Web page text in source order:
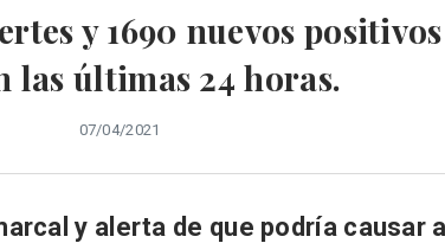
y 1690 nuevos
las últimas 24 horas.
07/04/2021
y alerta de que podría causar